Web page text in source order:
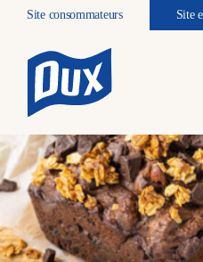
Site consommateurs Site